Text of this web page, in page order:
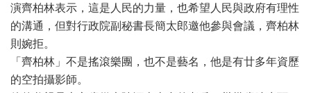
演齊柏林表示，這是人民的力量，也希望人民與政府有理性
的溝通，但對行政院副秘書長簡太郎邀他參與會議，齊柏林
則婉拒。
「齊柏林」不是搖滾樂團，也不是藝名，他是有廿多年資歷
的空拍攝影師。